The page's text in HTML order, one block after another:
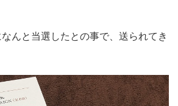
んと当選したとの事で、送られてき